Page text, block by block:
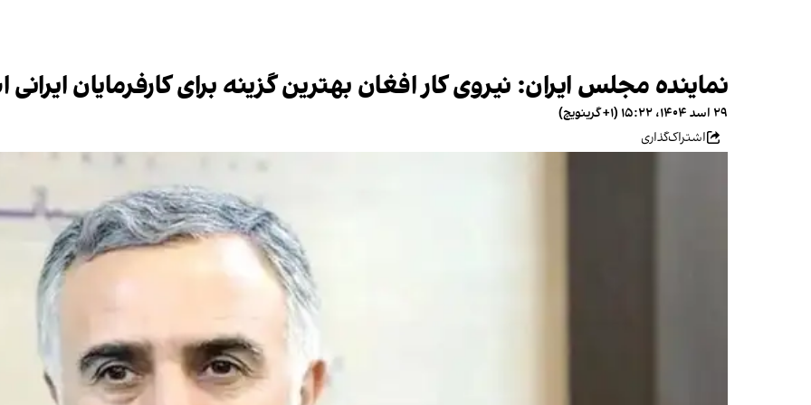
نماینده مجلس ایران: نیروی کار افغان بهترین گزینه برای کارفرمایان
۲۹ اسد ۱۴۰۴، ۱۵:۲۲ (‎+۱ گرینویچ)
اشتراک‌گذاری